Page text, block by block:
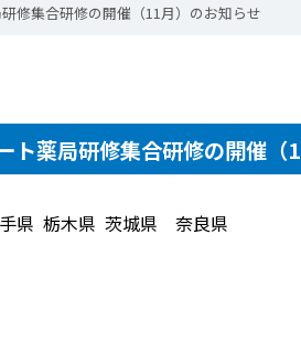
修集合研修の開催（11月）のお知らせ
ト薬局研修集合研修の開催（
県 栃木県 茨城県 奈良県